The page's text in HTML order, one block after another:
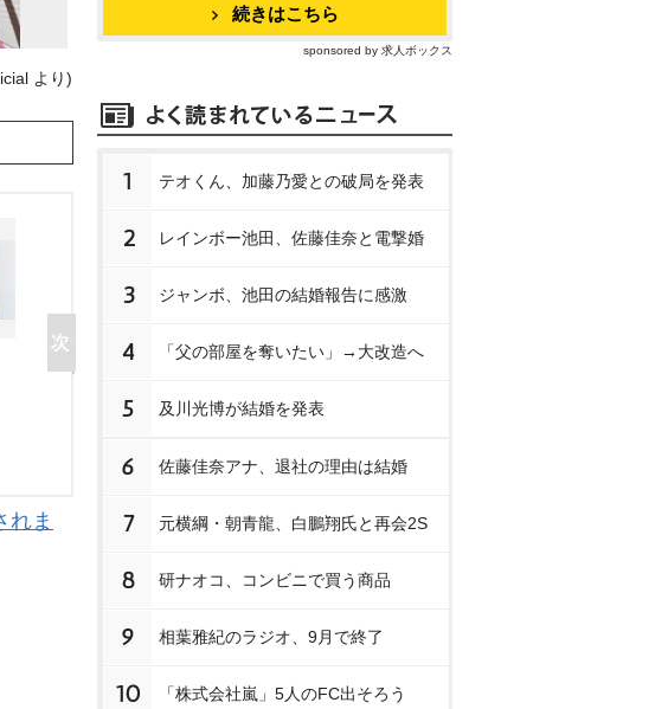
より)
れま
続きはこちら
sponsored by 求人ボックス
1 テオくん、加藤乃愛との破局を発表
2 レインボー池田、佐藤佳奈と電撃婚
3 ジャンボ、池田の結婚報告に感激
4 「父の部屋を奪いたい」→大改造へ
5 及川光博が結婚を発表
6 佐藤佳奈アナ、退社の理由は結婚
7 元横綱・朝青龍、白鵬翔氏と再会2S
8 研ナオコ、コンビニで買う商品
9 相葉雅紀のラジオ、9月で終了
10 「株式会社嵐」5人のFC出そろう